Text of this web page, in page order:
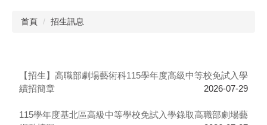
首頁 招生訊息
【招生】高職部劇場藝術科115學年度高級中等校免試入學
續招簡章
2026-07-29
115學年度基北區高級中等學校免試入學錄取高職部劇場藝